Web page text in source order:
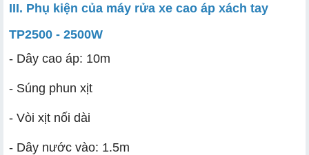
III. Phụ kiện của máy rửa xe cao áp xách tay
TP2500 - 2500W
- Dây cao áp: 10m
- Súng phun xịt
- Vòi xịt nối dài
- Dây nước vào: 1.5m